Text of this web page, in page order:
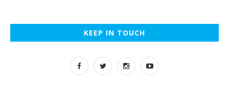
KEEP IN TOUCH